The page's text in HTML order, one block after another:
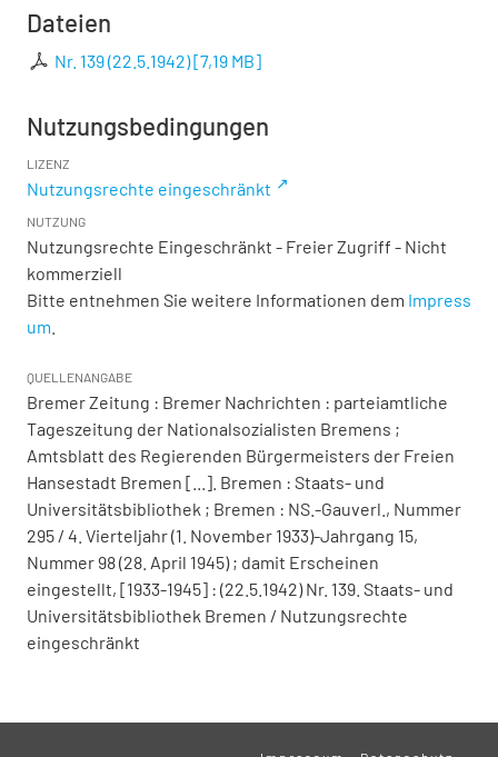
Dateien
Nr. 139 (22.5.1942)[7,19 MB]
Nutzungsbedingungen
LIZENZ
Nutzungsrechte eingeschränkt
NUTZUNG
Nutzungsrechte Eingeschränkt - Freier Zugriff - Nicht
kommerziell
Bitte entnehmen Sie weitere Informationen dem Impress
um
QUELLENANGABE
Bremer Zeitung : Bremer Nachrichten : parteiamtliche
Tageszeitung der Nationalsozialisten Bremens ;
Amtsblatt des Regierenden Bürgermeisters der Freien
Hansestadt Bremen [...]. Bremen : Staats- und
Universitätsbibliothek ; Bremen : NS.-Gauverl., Nummer
295 / 4. Vierteljahr (1. November 1933)-Jahrgang 15,
Nummer 98 (28. April 1945) ; damit Erscheinen
eingestellt, [1933-1945] : (22.5.1942) Nr. 139. Staats- und
Universitätsbibliothek Bremen / Nutzungsrechte
eingeschränkt